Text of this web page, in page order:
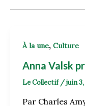
À la une, Culture
Anna Valsk
Le Collectif /juin
Par Charles